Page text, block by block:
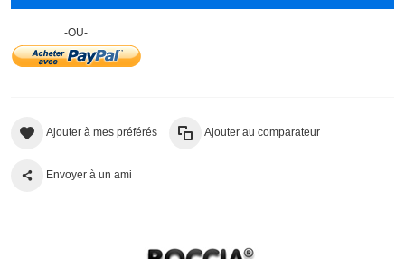
-OU-
Ajouter à mes préférés Ajouter au comparateur
Envoyer à un ami